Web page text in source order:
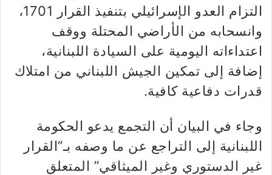
التزام العدو الإسرائيلي بتنفيذ القرار 1701،
وانسحابه من الأراضي المحتلة ووقف
اعتداءاته اليومية على السيادة اللبنانية،
إضافة إلى تمكين الجيش اللبناني من امتلاك
قدرات دفاعية كافية.
وجاء في البيان أن التجمع يدعو الحكومة
اللبنانية إلى التراجع عن ما وصفه بـ”القرار
غير الدستوري وغير الميثاقي” المتعلق